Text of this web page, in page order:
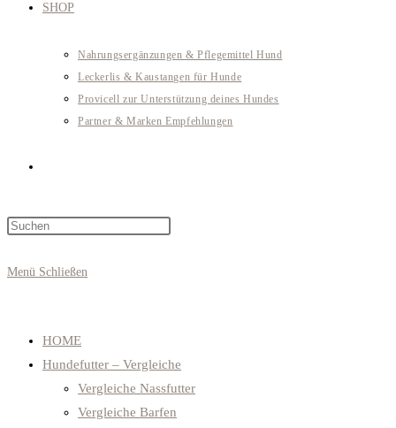
SHOP
Nahrungsergänzungen & Pflegemittel Hund
Leckerlis & Kaustangen für Hunde
Provicell zur Unterstützung deines Hundes
Partner & Marken Empfehlungen
Suche
panel.
Menü Schließen
HOME
Hundefutter – Vergleiche
Vergleiche Nassfutter
Vergleiche Barfen